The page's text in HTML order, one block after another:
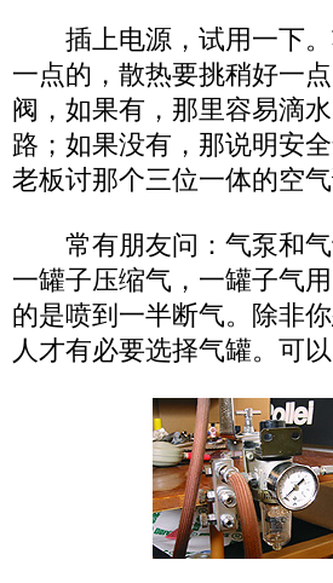
插上电源，试用一下。
一点的，散热要挑稍好一
阀，如果有，那里容易滴
路；如果没有，那说明安
老板讨那个三位一体的空气
常有朋友问：气泵和气
一罐子压缩气，一罐子气
的是喷到一半断气。除非
人才有必要选择气罐。可